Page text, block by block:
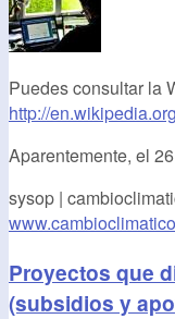
Puedes consultar la
http://
Aparentemente, el
sysop |
Proyectos que
(subsidios y